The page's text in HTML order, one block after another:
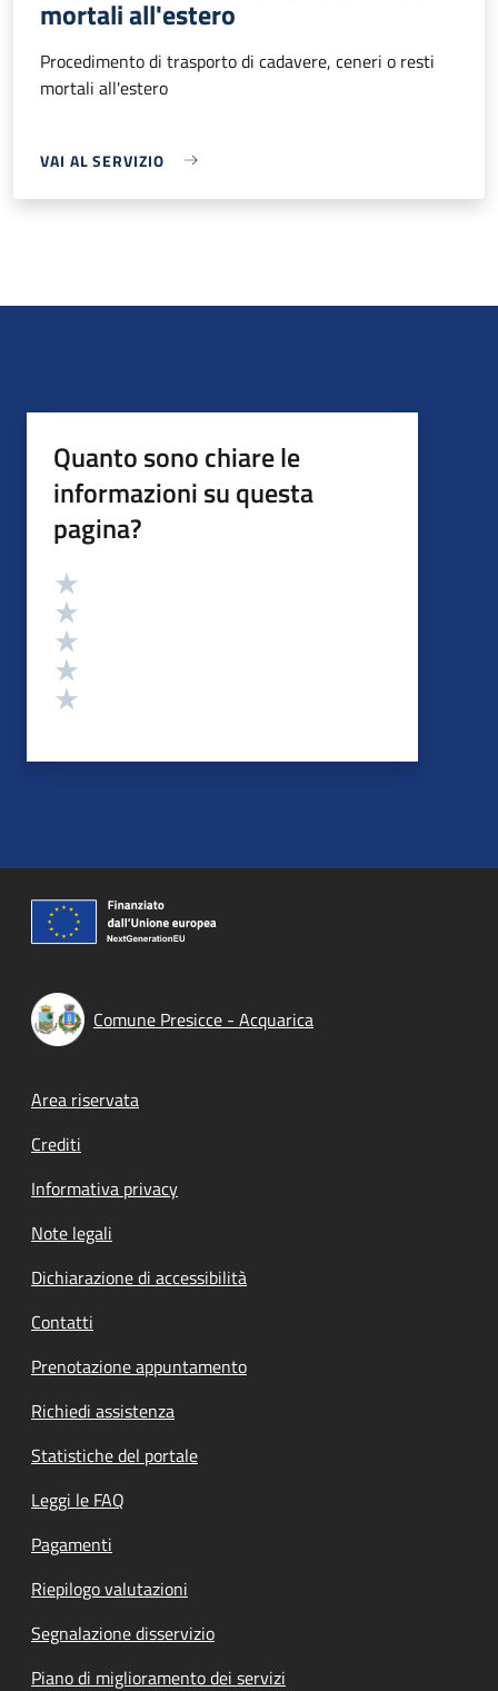
mortali all'estero
Procedimento di trasporto di cadavere, ceneri o resti
mortali all'estero
VAI AL SERVIZIO
Quanto sono chiare le
informazioni su questa
pagina?
Valutazione
Comune Presicce - Acquarica
Footer menu
Area riservata
Crediti
Informativa privacy
Note legali
Dichiarazione di accessibilità
Contatti
Prenotazione appuntamento
Richiedi assistenza
Statistiche del portale
Leggi le FAQ
Pagamenti
Riepilogo valutazioni
Segnalazione disservizio
Piano di miglioramento dei servizi